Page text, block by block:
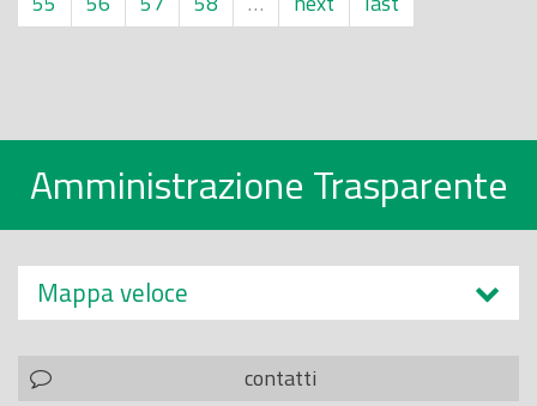
Amministrazione Trasparente
Mappa veloce
contatti